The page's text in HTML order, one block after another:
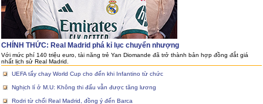
CHÍNH THỨC: Real Madrid phá kỉ lục chuyển nhượng
Với mức phí 140 triệu euro, tài năng trẻ Yan Diomande đã trở thành bản hợp đồng đắt giá
nhất lịch sử Real Madrid.
UEFA tẩy chay World Cup cho đến khi Infantino từ chức
Nghịch lí ở M.U: Không thi đấu vẫn được tăng lương
Rodri từ chối Real Madrid, đồng ý đến Barca